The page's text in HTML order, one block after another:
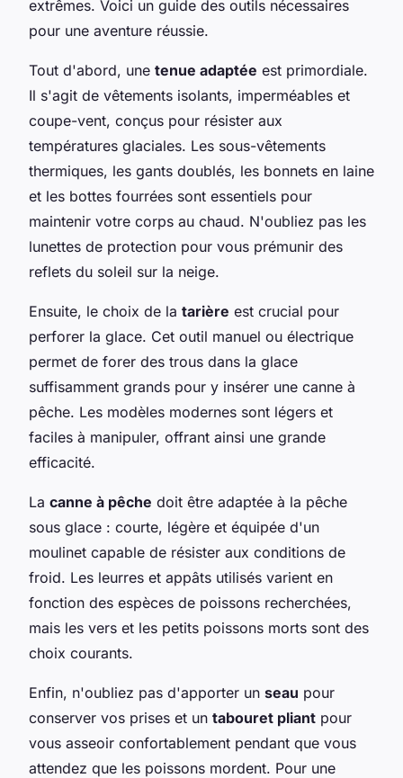
extrêmes. Voici un guide des outils nécessaires
pour une aventure réussie.
Tout d'abord, une tenue adaptée est primordiale.
Il s'agit de vêtements isolants, imperméables et
coupe-vent, conçus pour résister aux
températures glaciales. Les sous-vêtements
thermiques, les gants doublés, les bonnets en laine
et les bottes fourrées sont essentiels pour
maintenir votre corps au chaud. N'oubliez pas les
lunettes de protection pour vous prémunir des
reflets du soleil sur la neige.
Ensuite, le choix de la tarière est crucial pour
perforer la glace. Cet outil manuel ou électrique
permet de forer des trous dans la glace
suffisamment grands pour y insérer une canne à
pêche. Les modèles modernes sont légers et
faciles à manipuler, offrant ainsi une grande
efficacité.
La canne à pêche doit être adaptée à la pêche
sous glace : courte, légère et équipée d'un
moulinet capable de résister aux conditions de
froid. Les leurres et appâts utilisés varient en
fonction des espèces de poissons recherchées,
mais les vers et les petits poissons morts sont des
choix courants.
Enfin, n'oubliez pas d'apporter un seau pour
conserver vos prises et un tabouret pliant pour
vous asseoir confortablement pendant que vous
attendez que les poissons mordent. Pour une